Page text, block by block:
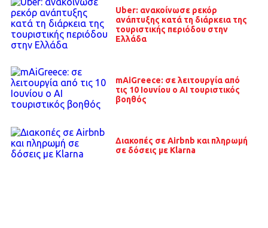
Uber: ανακοίνωσε ρεκόρ
ανάπτυξης κατά τη διάρκεια της
τουριστικής περιόδου στην
Ελλάδα
mAiGreece: σε λειτουργία από
τις 10 Ιουνίου ο ΑΙ τουριστικός
βοηθός
Διακοπές σε Airbnb και πληρωμή
σε δόσεις με Klarna